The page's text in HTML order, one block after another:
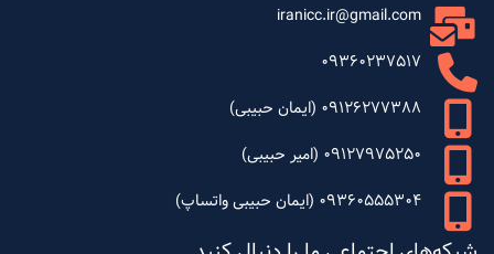
iranicc.ir@gmail.com
09360237517
09126277388 (ایمان حبیبی)
09127975250 (امیر حبیبی)
09360555304 (ایمان حبیبی واتساپ)